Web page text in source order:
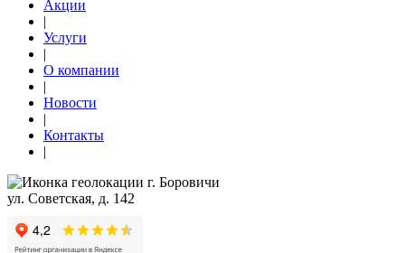
Акции
|
Услуги
|
О компании
|
Новости
|
Контакты
|
г. Боровичи
ул. Советская, д. 142